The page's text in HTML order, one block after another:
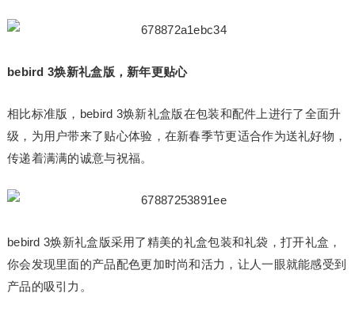
bebird 3焕新礼盒版，新年更贴心
相比标准版，bebird 3焕新礼盒版在包装和配件上进行了全面升
级，为用户带来了贴心体验，在新春季节更适合作为送礼好物，
传递着满满的诚意与祝福。
bebird 3焕新礼盒版采用了精美的礼盒包装和礼袋，打开礼盒，
你会发现里面的产品配色更加时尚和活力，让人一眼就能感受到
产品的吸引力。